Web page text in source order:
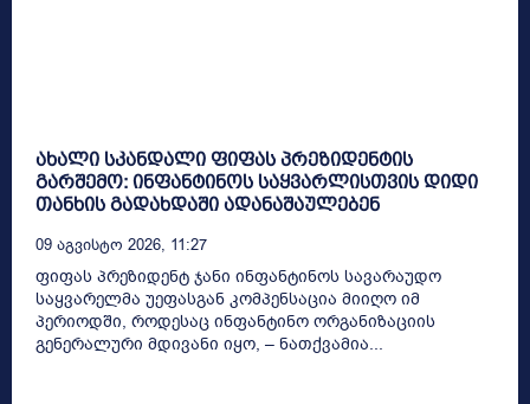
ახალი სკანდალი ფიფას პრეზიდენტის
გარშემო: ინფანტინოს საყვარლისთვის დიდი
თანხის გადახდაში ადანაშაულებენ
09 Აგვისტო 2026, 11:27
ფიფას პრეზიდენტ ჯანი ინფანტინოს სავარაუდო
საყვარელმა უეფასგან კომპენსაცია მიიღო იმ
პერიოდში, როდესაც ინფანტინო ორგანიზაციის
გენერალური მდივანი იყო, – ნათქვამია...